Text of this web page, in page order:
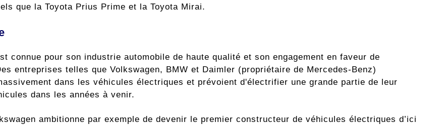
que la Toyota Prius Prime et la Toyota Mirai.
connue pour son industrie automobile de haute qualité et son engagement en faveur de
entreprises telles que Volkswagen, BMW et Daimler (propriétaire de Mercedes-Benz)
dans les véhicules électriques et prévoient d'électrifier une grande partie de leur
dans les années à venir.
ambitionne par exemple de devenir le premier constructeur de véhicules électriques d’ici